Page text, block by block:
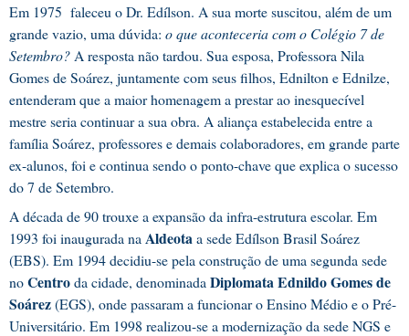
Em 1975 faleceu o Dr. Edílson. A sua morte suscitou, além de um
grande vazio, uma dúvida: o que aconteceria com o Colégio 7 de
Setembro? A resposta não tardou. Sua esposa, Professora Nila
Gomes de Soárez, juntamente com seus filhos, Ednilton e Ednilze,
entenderam que a maior homenagem a prestar ao inesquecível
mestre seria continuar a sua obra. A aliança estabelecida entre a
família Soárez, professores e demais colaboradores, em grande parte
ex-alunos, foi e continua sendo o ponto-chave que explica o sucesso
do 7 de Setembro.
A década de 90 trouxe a expansão da infra-estrutura escolar. Em
1993 foi inaugurada na Aldeota a sede Edílson Brasil Soárez
(EBS). Em 1994 decidiu-se pela construção de uma segunda sede
noCentroda cidade, denominada Diplomata Ednildo Gomes de
Soárez(EGS), onde passaram a funcionar o Ensino Médio e o Pré-
Universitário. Em 1998 realizou-se a modernização da sede NGS e